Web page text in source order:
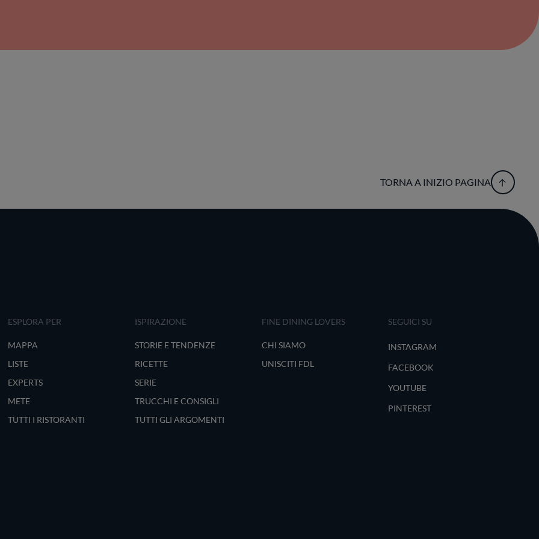
TORNA A INIZIO PAGINA
ESPLORA PER
MAPPA
LISTE
EXPERTS
METE
TUTTI I RISTORANTI
ISPIRAZIONE
STORIE E TENDENZE
RICETTE
SERIE
TRUCCHI E CONSIGLI
TUTTI GLI ARGOMENTI
FINE DINING LOVERS
CHI SIAMO
UNISCITI FDL
SEGUICI SU
INSTAGRAM
FACEBOOK
YOUTUBE
PINTEREST